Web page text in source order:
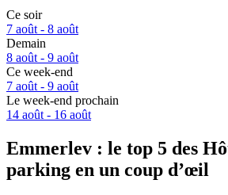
Ce soir
7 août - 8 août
Demain
8 août - 9 août
Ce week-end
7 août - 9 août
Le week-end prochain
14 août - 16 août
Emmerlev : le top 5 des
parking en un coup d’œil